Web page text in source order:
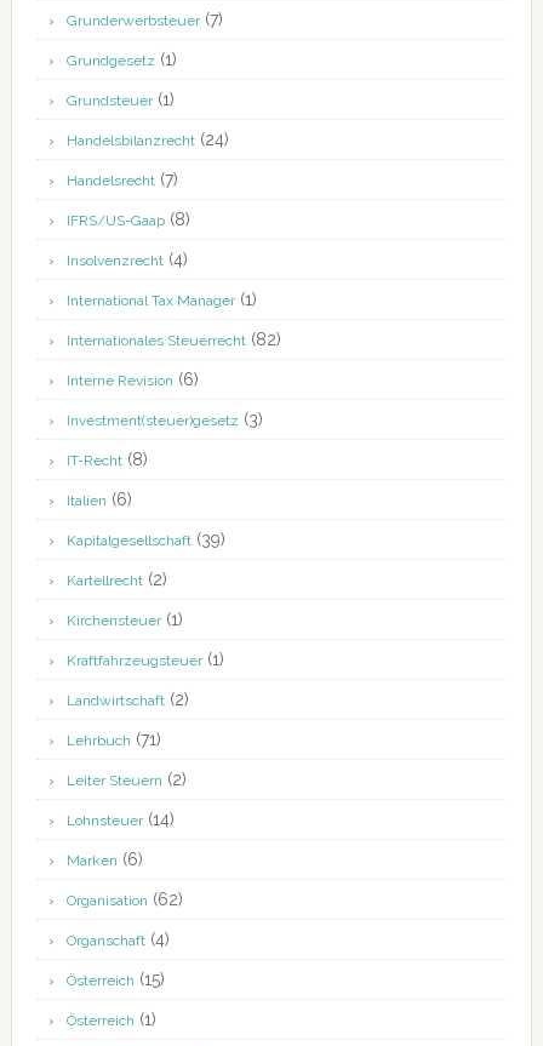
Grunderwerbsteuer(7)
Grundgesetz (1)
Grundsteuer(1)
Handelsbilanzrecht(24)
Handelsrecht(7)
IFRS/US-Gaap(8)
Insolvenzrecht(4)
International Tax Manager(1)
Internationales Steuerrecht(82)
Interne Revision (6)
Investment(steuer)gesetz (3)
IT-Recht(8)
Italien (6)
Kapitalgesellschaft(39)
Kartellrecht(2)
Kirchensteuer(1)
Kraftfahrzeugsteuer(1)
Landwirtschaft(2)
Lehrbuch (71)
Leiter Steuern (2)
Lohnsteuer(14)
Marken (6)
Organisation (62)
Organschaft(4)
Österreich (15)
Österreich (1)